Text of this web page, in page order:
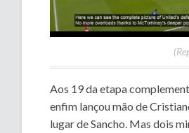
Aos 19 da etapa
enfim lançou mão de
lugar de Sancho. Mas dois